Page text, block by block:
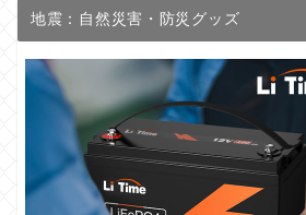
地震：自然災害・防災グッズ